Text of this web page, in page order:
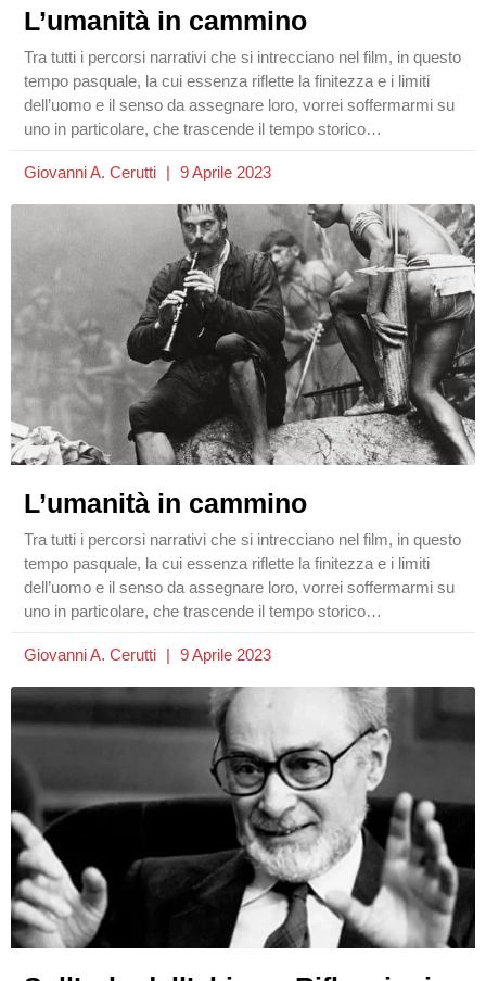
L’umanità in cammino
Tra tutti i percorsi narrativi che si intrecciano nel film, in questo
tempo pasquale, la cui essenza riflette la finitezza e i limiti
dell’uomo e il senso da assegnare loro, vorrei soffermarmi su
uno in particolare, che trascende il tempo storico…
Giovanni A. Cerutti 9 Aprile 2023
L’umanità in cammino
Tra tutti i percorsi narrativi che si intrecciano nel film, in questo
tempo pasquale, la cui essenza riflette la finitezza e i limiti
dell’uomo e il senso da assegnare loro, vorrei soffermarmi su
uno in particolare, che trascende il tempo storico…
Giovanni A. Cerutti 9 Aprile 2023